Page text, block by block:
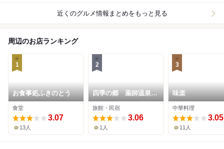
近くのグルメ情報まとめをもっと見る
周辺のお店ランキング
1
お食事処ふきのとう
食堂
3.07
13人
2
四季の郷 薬師温泉
やまびこ荘
旅館・民宿
3.06
1人
3
味楽
中華料理
3.05
11人